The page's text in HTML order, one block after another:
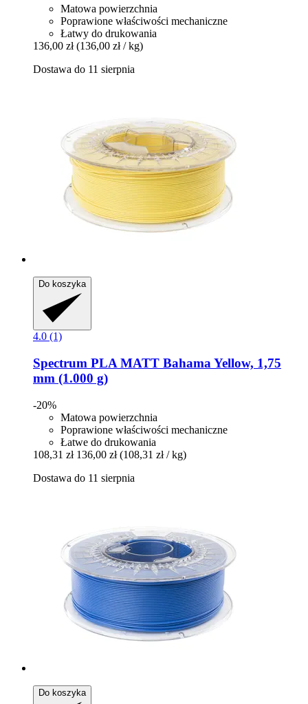
Matowa powierzchnia
Poprawione właściwości mechaniczne
Łatwy do drukowania
136,00 zł (136,00 zł / kg)
Dostawa do 11 sierpnia
Do koszyka
4.0 (1)
Spectrum PLA MATT Bahama Yellow, 1,75
mm (1.000 g)
-20%
Matowa powierzchnia
Poprawione właściwości mechaniczne
Łatwe do drukowania
108,31 zł 136,00 zł (108,31 zł / kg)
Dostawa do 11 sierpnia
Do koszyka